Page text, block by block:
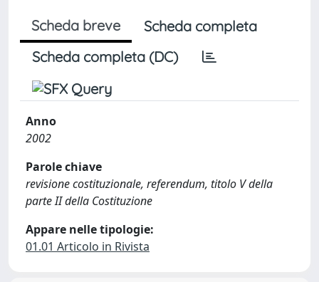
Scheda breve
Scheda completa
Scheda completa (DC)
Anno
2002
Parole chiave
revisione costituzionale, referendum, titolo V della
parte II della Costituzione
Appare nelle tipologie:
01.01 Articolo in Rivista